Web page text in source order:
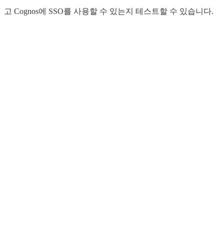
고 Cognos에 SSO를 사용할 수 있는지 테스트할 수 있습니다.